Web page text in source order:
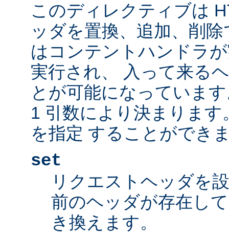
このディレクティブは
ッダを置換、追加、削
はコンテントハンドラ
実行され、 入って来る
とが可能になっていま
1 引数により決まりま
を指定 することができ
set
リクエストヘッダを
前のヘッダが存在し
き換えます。